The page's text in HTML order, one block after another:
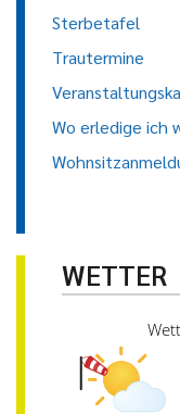
Sterbetafel
Trautermine
Wo erledige ich
WETTER